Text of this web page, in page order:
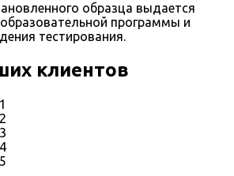
образца выдается
программы и
тестирования.
клиентов